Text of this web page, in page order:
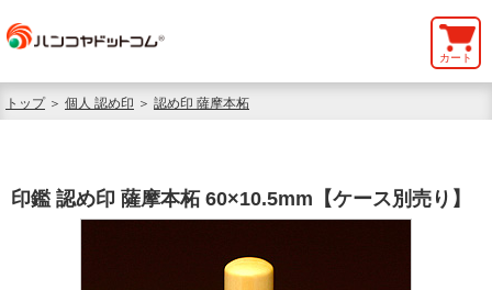
カート
トップ＞ 個人 認め印 ＞ 認め印 薩摩本柘
印鑑 認め印 薩摩本柘 60×10.5mm【ケース別売り】